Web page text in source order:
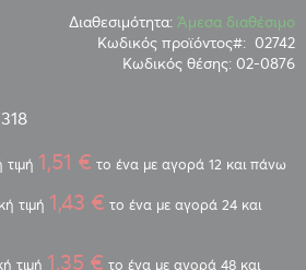
Διαθεσιμότητα: Άμεσα διαθέσιμο
Κωδικός προϊόντος
02742
Κωδικός θέσης: 02-0876
τιμή 1,51 € το ένα με αγορά 12 και πάνω
τιμή 1,43 € το ένα με αγορά 24 και
τιμή 1,35 € το ένα με αγορά 48 και